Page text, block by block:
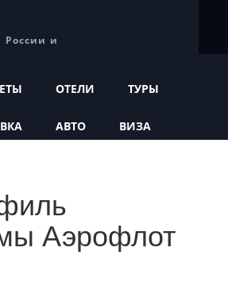
России и
ОТЕЛИ ТУРЫ
АВТО ВИЗА
Аэрофлот